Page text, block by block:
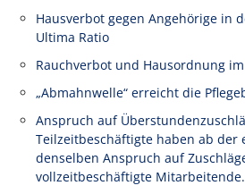
Hausverbot gegen Angehörige in
Ultima Ratio
Rauchverbot und Hausordnung
„Abmahnwelle“ erreicht die
Anspruch auf
Teilzeitbeschäftigte haben ab der
denselben Anspruch auf
vollzeitbeschäftigte Mitarbeitende.